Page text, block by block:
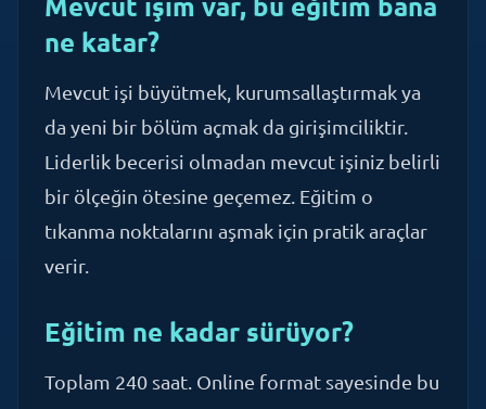
Mevcut işi büyütmek, kurumsallaştırmak ya
da yeni bir bölüm açmak da girişimciliktir.
Liderlik becerisi olmadan mevcut işiniz belirli
bir ölçeğin ötesine geçemez. Eğitim o
tıkanma noktalarını aşmak için pratik araçlar
verir.
Toplam 240 saat. Online format sayesinde bu
süreyi kendi temponuza yayabilirsiniz;